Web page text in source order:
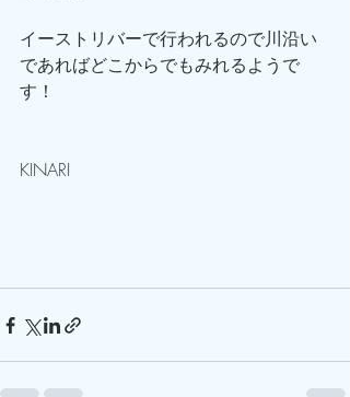
イーストリバーで行われるので川沿い
であればどこからでもみれるようで
す！
KINARI